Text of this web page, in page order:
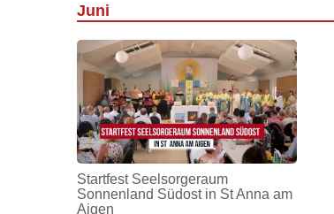
Juni
Startfest Seelsorgeraum
Sonnenland Südost in St Anna am
Aigen